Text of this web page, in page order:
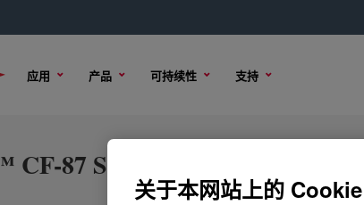
应用 产品 可持续性 支持
87 Surfactant
关于本网站上的 Cookie